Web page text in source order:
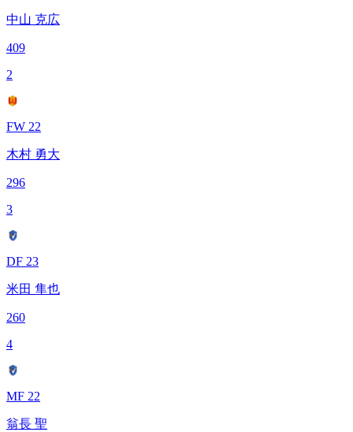
中山 克広
409
2
FW 22
木村 勇大
296
3
DF 23
米田 隼也
260
4
MF 22
翁長 聖